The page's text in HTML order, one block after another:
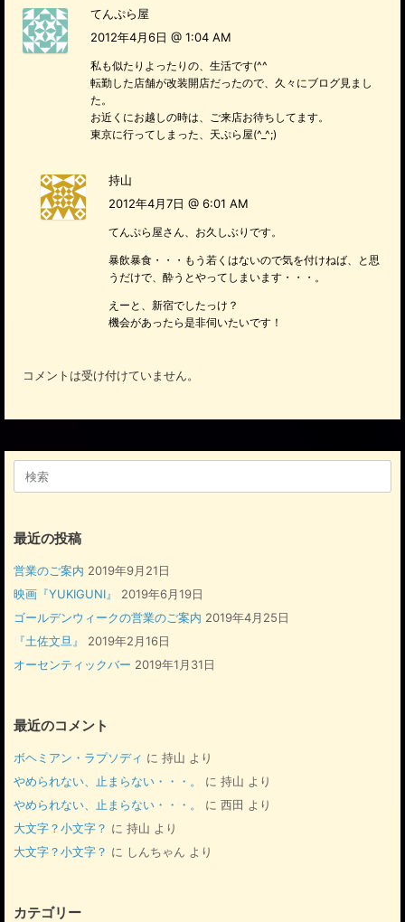
てんぷら屋
2012年4月6日 @ 1:04 AM
私も似たりよったりの、生活です(^^ゞ
転勤した店舗が改装開店だったので、久々にブログ見まし
た。
お近くにお越しの時は、ご来店お待ちしてます。
東京に行ってしまった、天ぷら屋(^_^;)
持山
2012年4月7日 @ 6:01 AM
てんぷら屋さん、お久しぶりです。
暴飲暴食・・・もう若くはないので気を付けねば、と思
うだけで、酔うとやってしまいます・・・。
えーと、新宿でしたっけ？
機会があったら是非伺いたいです！
コメントは受け付けていません。
最近の投稿
営業のご案内 2019年9月21日
映画『YUKIGUNI』
2019年6月19日
ゴールデンウィークの営業のご案内 2019年4月25日
『土佐文旦』
2019年2月16日
オーセンティックバー 2019年1月31日
最近のコメント
ボヘミアン・ラプソディ に 持山 より
やめられない、止まらない・・・。
に 持山 より
やめられない、止まらない・・・。
に 西田 より
大文字？小文字？ に 持山 より
大文字？小文字？ に しんちゃん より
カテゴリー